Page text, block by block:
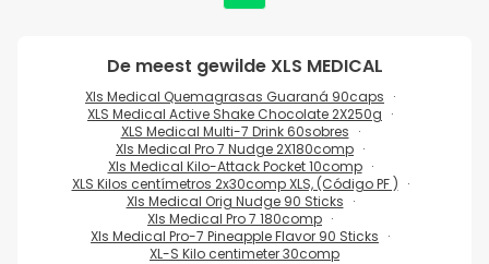
De meest gewilde XLS MEDICAL
Xls Medical Quemagrasas Guaraná 90caps
XLS Medical Active Shake Chocolate 2X250g
XLS Medical Multi-7 Drink 60sobres
Xls Medical Pro 7 Nudge 2X180comp
Xls Medical Kilo-Attack Pocket 10comp
XLS Kilos centímetros 2x30comp XLS, (Código PF )
Xls Medical Orig Nudge 90 Sticks
Xls Medical Pro 7 180comp
Xls Medical Pro-7 Pineapple Flavor 90 Sticks
XL-S Kilo centimeter 30comp